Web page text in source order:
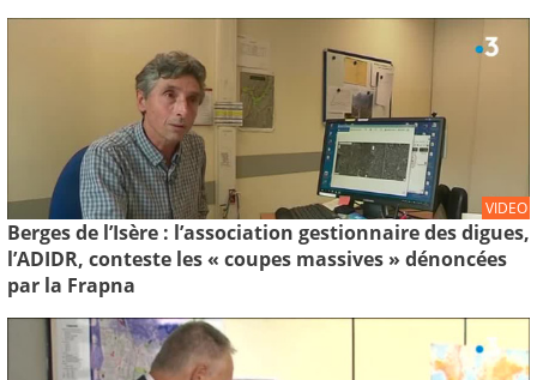
VIDEO
Berges de l’Isère : l’association gestionnaire des digues,
l’ADIDR, conteste les « coupes massives » dénoncées
par la Frapna